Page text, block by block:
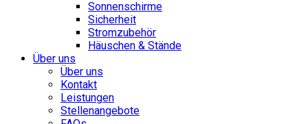
Sonnenschirme
Sicherheit
Stromzubehör
Häuschen & Stände
Über uns
Über uns
Kontakt
Leistungen
Stellenangebote